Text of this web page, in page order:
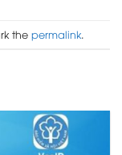
the permalink.